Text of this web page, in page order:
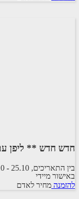
חדש חדש ** ליפן
בין התאריכים, -
טיסת שכר
ARKIA AIRLINES
באישור מיידי
להזמנה מחיר לאדם